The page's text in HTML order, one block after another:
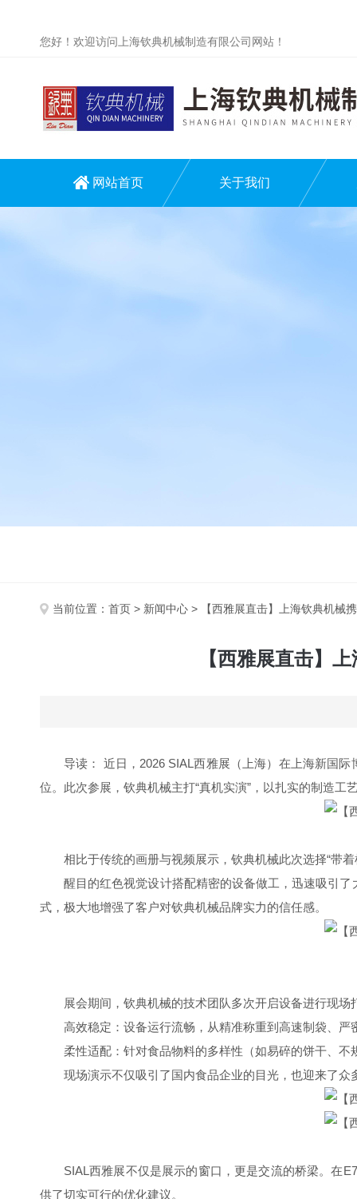
您好！欢迎访问上海钦典机械制造有限公司网站！
网站首页 关于我们
当前位置： 首页 > 新闻中心 > 【西雅展直击】上海钦典机械
【西雅展直击】
导读： 近日，2026 SIAL西雅展（上海）在上海新国
位。此次参展，钦典机械主打“真机实演”，以扎实的制造
相比于传统的画册与视频展示，钦典机械此次选择“带
醒目的红色视觉设计搭配精密的设备做工，迅速吸引
式，极大地增强了客户对钦典机械品牌实力的信任感。
展会期间，钦典机械的技术团队多次开启设备进行现场
高效稳定：设备运行流畅，从精准称重到高速制袋、
柔性适配：针对食品物料的多样性（如易碎的饼干、
现场演示不仅吸引了国内食品企业的目光，也迎来了
SIAL西雅展不仅是展示的窗口，更是交流的桥梁。在
供了切实可行的优化建议。